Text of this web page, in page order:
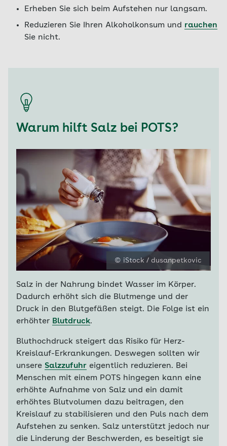
Erheben Sie sich beim Aufstehen nur langsam.
Reduzieren Sie Ihren Alkoholkonsum und rauchen
Sie nicht.
Warum hilft Salz bei POTS?
© iStock / dusanpetkovic
Salz in der Nahrung bindet Wasser im Körper.
Dadurch erhöht sich die Blutmenge und der
Druck in den Blutgefäßen steigt. Die Folge ist ein
erhöhter Blutdruck.
Bluthochdruck steigert das Risiko für Herz-
Kreislauf-Erkrankungen. Deswegen sollten wir
unsere Salzzufuhr eigentlich reduzieren. Bei
Menschen mit einem POTS hingegen kann eine
erhöhte Aufnahme von Salz und ein damit
erhöhtes Blutvolumen dazu beitragen, den
Kreislauf zu stabilisieren und den Puls nach dem
Aufstehen zu senken. Salz unterstützt jedoch nur
die Linderung der Beschwerden, es beseitigt sie